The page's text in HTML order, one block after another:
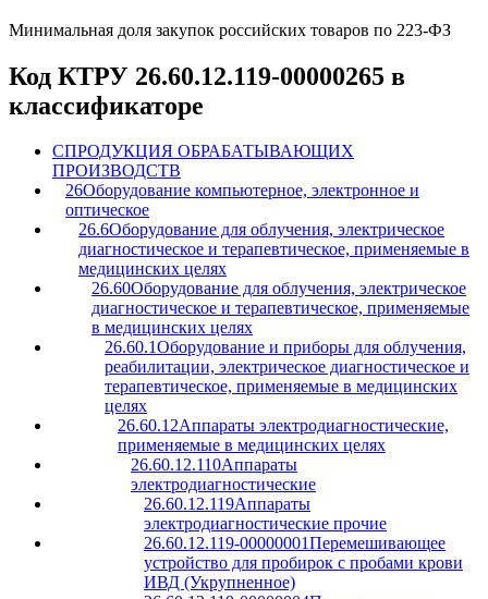
Минимальная доля закупок российских товаров по 223-ФЗ
Код КТРУ 26.60.12.119-00000265 в
классификаторе
CПРОДУКЦИЯ ОБРАБАТЫВАЮЩИХ
ПРОИЗВОДСТВ
26Оборудование компьютерное, электронное и
оптическое
26.6Оборудование для облучения, электрическое
диагностическое и терапевтическое, применяемые в
медицинских целях
26.60Оборудование для облучения, электрическое
диагностическое и терапевтическое, применяемые
в медицинских целях
26.60.1Оборудование и приборы для облучения,
реабилитации, электрическое диагностическое и
терапевтическое, применяемые в медицинских
целях
26.60.12Аппараты электродиагностические,
применяемые в медицинских целях
26.60.12.110Аппараты
электродиагностические
26.60.12.119Аппараты
электродиагностические прочие
26.60.12.119-00000001Перемешивающее
устройство для пробирок с пробами крови
ИВД (Укрупненное)